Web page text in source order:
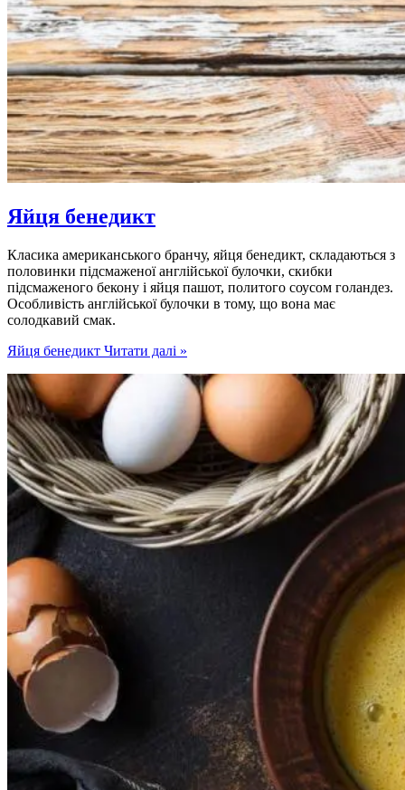
Яйця бенедикт
Класика американського бранчу, яйця бенедикт, складаються з
половинки підсмаженої англійської булочки, скибки
підсмаженого бекону і яйця пашот, политого соусом голандез.
Особливість англійської булочки в тому, що вона має
солодкавий смак.
Яйця бенедикт Читати далі »